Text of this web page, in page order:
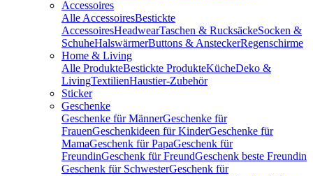
Accessoires
Alle AccessoiresBestickte
AccessoiresHeadwearTaschen & RucksäckeSocken &
SchuheHalswärmerButtons & AnsteckerRegenschirme
Home & Living
Alle ProdukteBestickte ProdukteKücheDeko &
LivingTextilienHaustier-Zubehör
Sticker
Geschenke
Geschenke für MännerGeschenke für
FrauenGeschenkideen für KinderGeschenke für
MamaGeschenk für PapaGeschenk für
FreundinGeschenk für FreundGeschenk beste Freundin
Geschenk für SchwesterGeschenk für